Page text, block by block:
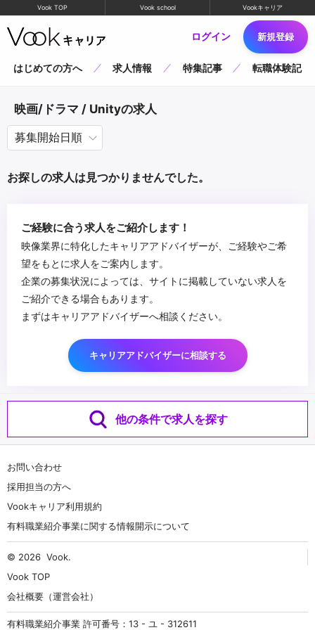
Vook TOP Vook school Vookキャリア
ログイン 新規登録
はじめての方へ 求人情報 特集記事 転職体験記
映画/ドラマ / Unityの求人
お探しの求人は見つかりませんでした。
ご経験に合う求人をご紹介します！
映像業界に特化したキャリアアドバイザーが、ご経験やご希
望をもとに求人をご案内します。
企業の募集状況によっては、サイトに掲載していない求人を
ご紹介できる場合もあります。
まずはキャリアアドバイザーへ相談ください。
キャリアアドバイザーに相談する
他の条件で求人を探す
お問い合わせ
採用担当の方へ
Vookキャリア利用規約
有料職業紹介事業に関する情報開示について
© 2026 Vook.
Vook TOP
会社概要（運営会社）
有料職業紹介事業 許可番号：13 - ユ - 312611